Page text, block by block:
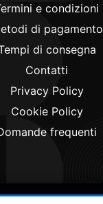
e condizioni
di pagamento
di consegna
Contatti
Privacy Policy
Cookie Policy
frequenti